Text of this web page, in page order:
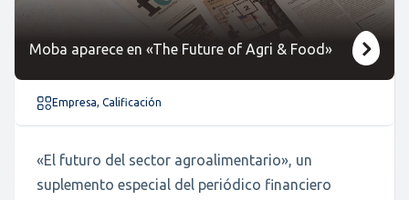
Moba aparece en «The Future of Agri & Food»
Empresa, Calificación
«El futuro del sector agroalimentario», un
suplemento especial del periódico financiero